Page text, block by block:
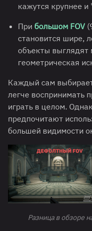
кажутся крупнее
При большом FOV
становится шире,
объекты выглядят
геометрическая
Каждый сам
легче воспринимать
играть в целом.
предпочитают
большей видимости
Разница в обзоре